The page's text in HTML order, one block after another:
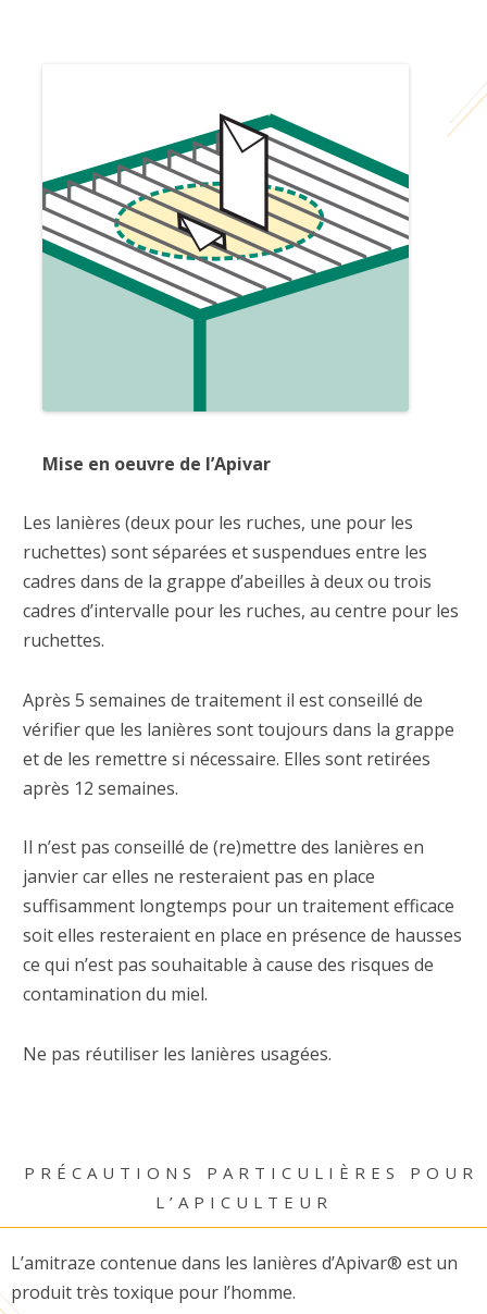
Mise en oeuvre de l’Apivar
Les lanières (deux pour les ruches, une pour les
ruchettes) sont séparées et suspendues entre les
cadres dans de la grappe d’abeilles à deux ou trois
cadres d’intervalle pour les ruches, au centre pour les
ruchettes.
Après 5 semaines de traitement il est conseillé de
vérifier que les lanières sont toujours dans la grappe
et de les remettre si nécessaire. Elles sont retirées
après 12 semaines.
Il n’est pas conseillé de (re)mettre des lanières en
janvier car elles ne resteraient pas en place
suffisamment longtemps pour un traitement efficace
soit elles resteraient en place en présence de hausses
ce qui n’est pas souhaitable à cause des risques de
contamination du miel.
Ne pas réutiliser les lanières usagées.
PRÉCAUTIONS PARTICULIÈRES POUR
L’APICULTEUR
L’amitraze contenue dans les lanières d’Apivar® est un
produit très toxique pour l’homme.